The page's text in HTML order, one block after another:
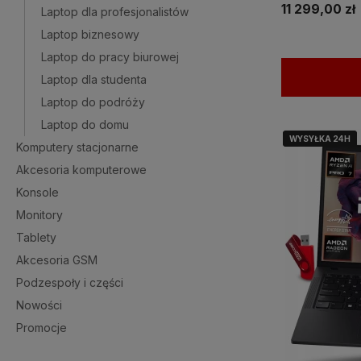
Laptop dla profesjonalistów
Laptop biznesowy
Laptop do pracy biurowej
Laptop dla studenta
Laptop do podróży
Laptop do domu
Komputery stacjonarne
Akcesoria komputerowe
Konsole
Monitory
Tablety
Akcesoria GSM
Podzespoły i części
Nowości
Promocje
11 299,00 zł
WYSYŁKA 24H
WYSYŁKA 24H